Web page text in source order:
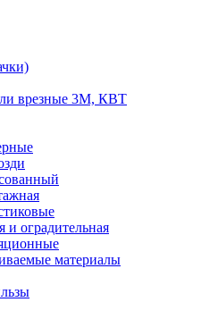
врезные 3M, КВТ
и оградительная
матeриалы